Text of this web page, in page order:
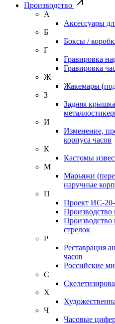
Производство
А
Аксессуары
Б
Боксы /
Г
Гравировка
Гравировка
Ж
Жакемары
З
Задняя
И
Изменение,
корпуса часов
К
Кастомы
М
Марьяжи
наручные
П
Проект ИС-
Производство
стрелок
Р
Реставрация
часов
Российские
С
Х
Ч
Часовые